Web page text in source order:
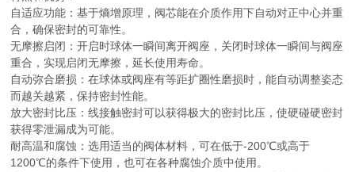
自适应功能：基于熵增原理，阀芯能在介质作用下自动对正中心并重
合，确保密封的可靠性。
无摩擦启闭：开启时球体一瞬间离开阀座，关闭时球体一瞬间与阀座
重合，实现启闭无摩擦，延长使用寿命。
自动弥合磨损：在球体或阀座有等距扩圈性磨损时，能自动调整姿态
而越关越紧，保持密封性能。
放大密封比压：线接触密封可以获得极大的密封比压，使硬碰硬密封
获得零泄漏成为可能。
耐高温和腐蚀：选用适当的阀体材料，可在低于-200℃或高于
1200℃的条件下使用，也可在各种腐蚀介质中使用。